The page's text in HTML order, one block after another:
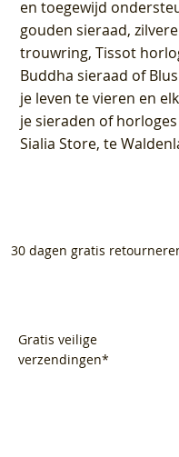
en toegewijd
gouden sieraad,
trouwring, Tissot
Buddha sieraad of
je leven te vieren en
je sieraden of
Sialia Store, te
30 dagen gratis
Gratis veilige
verzendingen*